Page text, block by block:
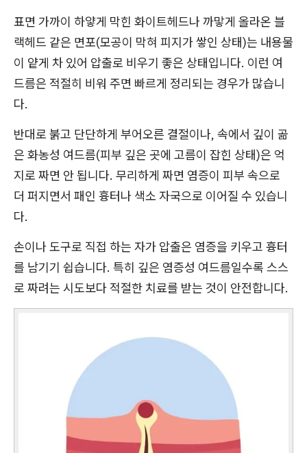
표면 가까이 하얗게 막힌 화이트헤드나 까맣게 올라온 블
랙헤드 같은 면포(모공이 막혀 피지가 쌓인 상태)는 내용물
이 얕게 차 있어 압출로 비우기 좋은 상태입니다. 이런 여
드름은 적절히 비워 주면 빠르게 정리되는 경우가 많습니
다.
반대로 붉고 단단하게 부어오른 결절이나, 속에서 깊이 곪
은 화농성 여드름(피부 깊은 곳에 고름이 잡힌 상태)은 억
지로 짜면 안 됩니다. 무리하게 짜면 염증이 피부 속으로
더 퍼지면서 패인 흉터나 색소 자국으로 이어질 수 있습니
다.
손이나 도구로 직접 하는 자가 압출은 염증을 키우고 흉터
를 남기기 쉽습니다. 특히 깊은 염증성 여드름일수록 스스
로 짜려는 시도보다 적절한 치료를 받는 것이 안전합니다.